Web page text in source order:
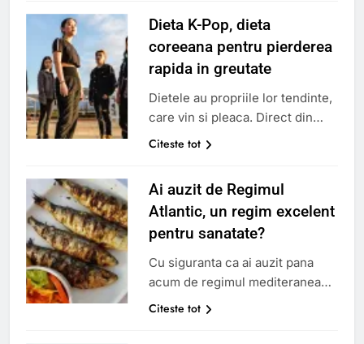
Dar cum functioneaza aceasta
dieta si este ea cu adevarat
eficienta? Raspunsuri de la Lola
Chevy, dietetician si nutritionist.
Poti slabi rapid fara sa petreci
orein sir in bucatarie….
Dieta K-Pop, dieta
coreeana pentru pierderea
rapida in greutate
Dietele au propriile lor tendinte,
care vin si pleaca. Direct din
Coreea, dieta K-Pop promoveaza
regulata. Combinatia perfecta
pentru o pierdere in greutate
sanatoasa si de durata. Alegerea
sanatatea pe termen lung, mai
degraba decat dietele draconice
si restrictive, ramane cea mai
Citeste tot
Ai auzit de Regimul
Atlantic, un regim excelent
pentru sanatate?
Cu siguranta ca ai auzit pana
acum de regimul mediteranean,
celebru in lumea intreaga,
Citeste tot